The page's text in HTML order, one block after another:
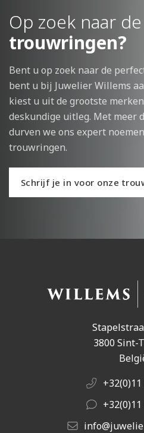
Op zoek naar
trouwringen?
Bent u op zoek naar de
bent u bij Juwelier Willems
kiest u uit de grootste
deskundige uitleg. Met meer
durven we ons expert
trouwringen.
Schrijf je in voor onze
3800 Sint-